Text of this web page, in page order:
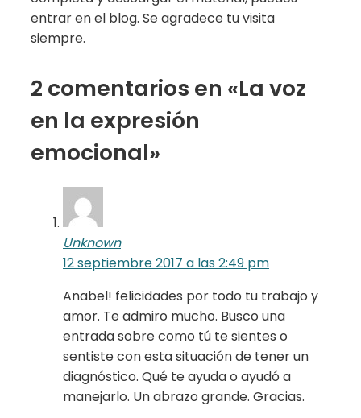
entrar en el blog. Se agradece tu visita
siempre.
2 comentarios en «La voz
en la expresión
emocional»
Unknown
12 septiembre 2017 a las 2:49 pm
Anabel! felicidades por todo tu trabajo y
amor. Te admiro mucho. Busco una
entrada sobre como tú te sientes o
sentiste con esta situación de tener un
diagnóstico. Qué te ayuda o ayudó a
manejarlo. Un abrazo grande. Gracias.